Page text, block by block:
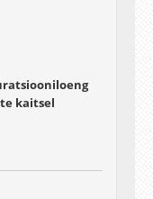
kaitsel